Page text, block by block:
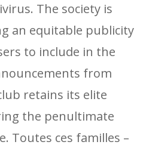
The society is
an equitable publicity
to include in the
from
retains its elite
the penultimate
Toutes ces familles –